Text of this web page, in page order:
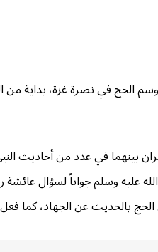
الحج في نصرة غزة، بداية من
بينهما في عدد من
عليه وسلم جواباً لسؤال
بالحديث عن الجهاد، كما